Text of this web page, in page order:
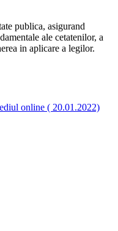
publica, asigurand
ale cetatenilor, a
in aplicare a legilor.
online ( 20.01.2022)